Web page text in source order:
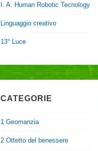
I. A. Human Robotic Tecnology
Linguaggio creativo
13° Luce
CATEGORIE
1 Geomanzia
2 Ottetto del benessere